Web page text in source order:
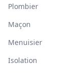
Plombier
Maçon
Menuisier
Isolation